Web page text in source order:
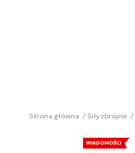
Strona główna Siły zbrojne
WIADOMOŚCI